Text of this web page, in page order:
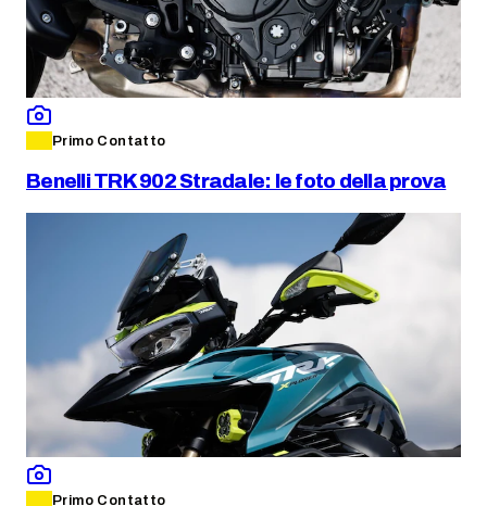
Primo Contatto
Benelli TRK 902 Stradale: le foto della prova
Primo Contatto